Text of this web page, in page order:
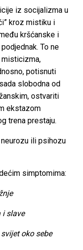
iz socijalizma u
kroz mistiku i
kršćanske i
To ne
misticizma,
potisnuti
slobodna od
ostvariti
ekstazom
trena prestaju.
ili psihozu
simptomima:
i slave
oko sebe